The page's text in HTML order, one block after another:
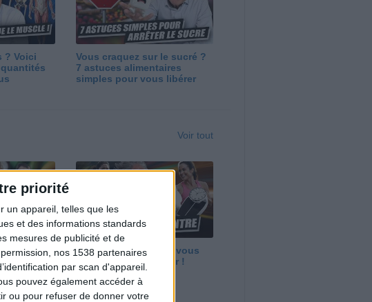
priorité
un appareil, telles que les
et des informations standards
mesures de publicité et de
nos 1538 partenaires
par scan d'appareil.
pouvez également accéder à
ou pour refuser de donner votre
? Voici
Vous craquez sur le sucré ?
7 astuces alimentaires
simples pour vous libérer
Voir tout
poids ?
Maigrir vite ? Ce que vous
devez vraiment savoir !